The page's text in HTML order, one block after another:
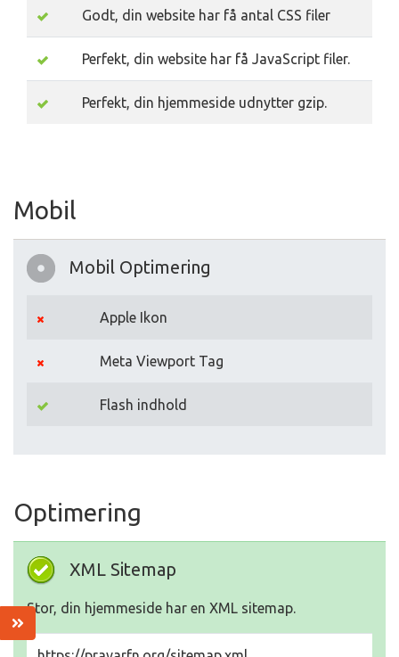
Godt, din website har få antal CSS filer
Perfekt, din website har få JavaScript filer.
Perfekt, din hjemmeside udnytter gzip.
Mobil
Mobil Optimering
Apple Ikon
Meta Viewport Tag
Flash indhold
Optimering
XML Sitemap
Stor, din hjemmeside har en XML sitemap.